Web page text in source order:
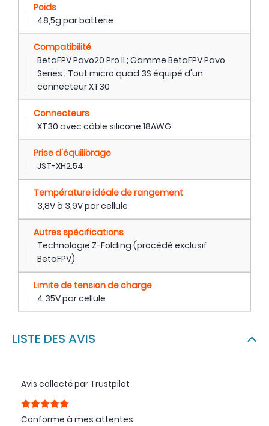
Poids
48,5g par batterie
Compatibilité
BetaFPV Pavo20 Pro II ; Gamme BetaFPV Pavo
Series ; Tout micro quad 3S équipé d'un
connecteur XT30
Connecteurs
XT30 avec câble silicone 18AWG
Prise d'équilibrage
JST-XH2.54
Température idéale de rangement
3,8V à 3,9V par cellule
Autres spécifications
Technologie Z-Folding (procédé exclusif
BetaFPV)
Limite de tension de charge
4,35V par cellule
LISTE DES AVIS
Avis collecté par Trustpilot
Conforme à mes attentes